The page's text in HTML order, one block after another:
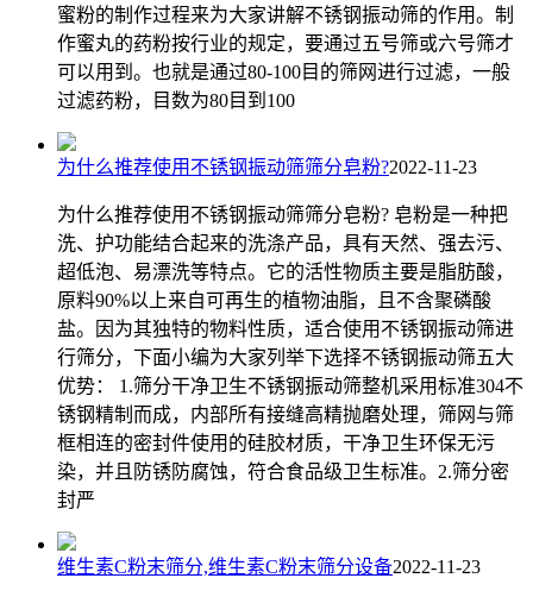
蜜粉的制作过程来为大家讲解不锈钢振动筛的作用。制
作蜜丸的药粉按行业的规定，要通过五号筛或六号筛才
可以用到。也就是通过80-100目的筛网进行过滤，一般
过滤药粉，目数为80目到100
为什么推荐使用不锈钢振动筛筛分皂粉?2022-11-23
为什么推荐使用不锈钢振动筛筛分皂粉? 皂粉是一种把
洗、护功能结合起来的洗涤产品，具有天然、强去污、
超低泡、易漂洗等特点。它的活性物质主要是脂肪酸，
原料90%以上来自可再生的植物油脂，且不含聚磷酸
盐。因为其独特的物料性质，适合使用不锈钢振动筛进
行筛分，下面小编为大家列举下选择不锈钢振动筛五大
优势： 1.筛分干净卫生不锈钢振动筛整机采用标准304不
锈钢精制而成，内部所有接缝高精抛磨处理，筛网与筛
框相连的密封件使用的硅胶材质，干净卫生环保无污
染，并且防锈防腐蚀，符合食品级卫生标准。2.筛分密
封严
维生素C粉末筛分,维生素C粉末筛分设备2022-11-23